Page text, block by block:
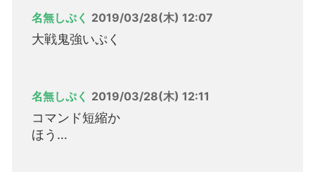
名無しぷく 2019/03/28(木) 12:07
大戦鬼強いぷく
名無しぷく 2019/03/28(木) 12:11
コマンド短縮か
ほう…